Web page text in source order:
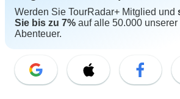
Support
Kontakt
Schweiz +41 225 183 195
E-Mail: support@tourradar.com
Werden Sie TourRadar+ Mitglied und
Sie bis zu 7% auf alle 50.000 unserer
Abenteuer.